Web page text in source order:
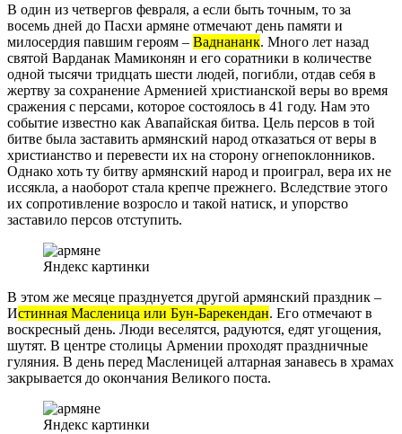
В один из четвергов февраля, а если быть точным, то за
восемь дней до Пасхи армяне отмечают день памяти и
милосердия павшим героям – Ваднананк. Много лет назад
святой Варданак Мамиконян и его соратники в количестве
одной тысячи тридцать шести людей, погибли, отдав себя в
жертву за сохранение Арменией христианской веры во время
сражения с персами, которое состоялось в 41 году. Нам это
событие известно как Авапайская битва. Цель персов в той
битве была заставить армянский народ отказаться от веры в
христианство и перевести их на сторону огнепоклонников.
Однако хоть ту битву армянский народ и проиграл, вера их не
иссякла, а наоборот стала крепче прежнего. Вследствие этого
их сопротивление возросло и такой натиск, и упорство
заставило персов отступить.
Яндекс картинки
В этом же месяце празднуется другой армянский праздник –
Истинная Масленица или Бун-Барекендан. Его отмечают в
воскресный день. Люди веселятся, радуются, едят угощения,
шутят. В центре столицы Армении проходят праздничные
гуляния. В день перед Масленицей алтарная занавесь в храмах
закрывается до окончания Великого поста.
Яндекс картинки